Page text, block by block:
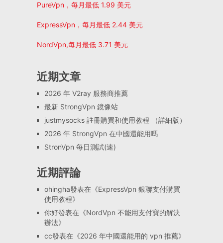
PureVpn，每月最低 1.99 美元
ExpressVpn，每月最低 2.44 美元
NordVpn,每月最低 3.71 美元
近期文章
2026 年 V2ray 服務商推薦
最新 StrongVpn 鏡像站
justmysocks 註冊購買和使用教程 （詳細版）
2026 年 StrongVpn 在中國還能用嗎
StronVpn 每日測試(速)
近期評論
ohingha發表在《ExpressVpn 銀聯支付購買
使用教程》
你好發表在《NordVpn 不能用支付寶的解決
辦法》
cc發表在《2026 年中國還能用的 vpn 推薦》